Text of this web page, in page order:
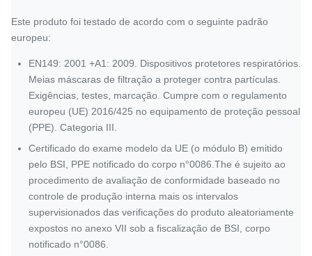
Este produto foi testado de acordo com o seguinte padrão
europeu:
EN149: 2001 +A1: 2009. Dispositivos protetores respiratórios.
Meias máscaras de filtração a proteger contra partículas.
Exigências, testes, marcação. Cumpre com o regulamento
europeu (UE) 2016/425 no equipamento de proteção pessoal
(PPE). Categoria III.
Certificado do exame modelo da UE (o módulo B) emitido
pelo BSI, PPE notificado do corpo n°0086.The é sujeito ao
procedimento de avaliação de conformidade baseado no
controle de produção interna mais os intervalos
supervisionados das verificações do produto aleatoriamente
expostos no anexo VII sob a fiscalização de BSI, corpo
notificado n°0086.